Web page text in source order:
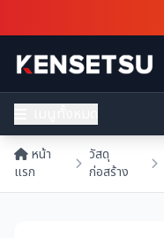
หน้า
แรก
วัสดุ
ก่อสร้าง